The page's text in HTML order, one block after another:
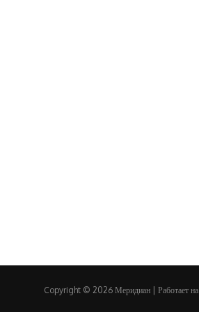
Copyright © 2026 Меридиан | Работает на